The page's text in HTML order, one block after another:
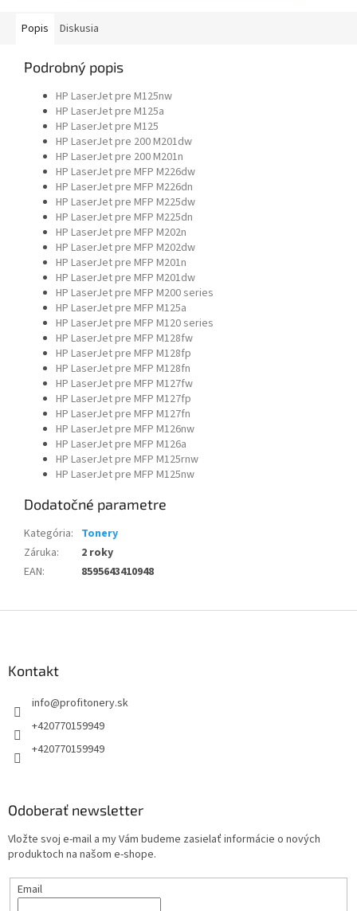
Popis Diskusia
Podrobný popis
HP LaserJet pre M125nw
HP LaserJet pre M125a
HP LaserJet pre M125
HP LaserJet pre 200 M201dw
HP LaserJet pre 200 M201n
HP LaserJet pre MFP M226dw
HP LaserJet pre MFP M226dn
HP LaserJet pre MFP M225dw
HP LaserJet pre MFP M225dn
HP LaserJet pre MFP M202n
HP LaserJet pre MFP M202dw
HP LaserJet pre MFP M201n
HP LaserJet pre MFP M201dw
HP LaserJet pre MFP M200 series
HP LaserJet pre MFP M125a
HP LaserJet pre MFP M120 series
HP LaserJet pre MFP M128fw
HP LaserJet pre MFP M128fp
HP LaserJet pre MFP M128fn
HP LaserJet pre MFP M127fw
HP LaserJet pre MFP M127fp
HP LaserJet pre MFP M127fn
HP LaserJet pre MFP M126nw
HP LaserJet pre MFP M126a
HP LaserJet pre MFP M125rnw
HP LaserJet pre MFP M125nw
Dodatočné parametre
Kategória: Tonery
Záruka:
2 roky
EAN: 8595643410948
Kontakt
info@profitonery.sk
+420770159949
+420770159949
Odoberať newsletter
Vložte svoj e-mail a my Vám budeme zasielať informácie o nových
produktoch na našom e-shope.
Email